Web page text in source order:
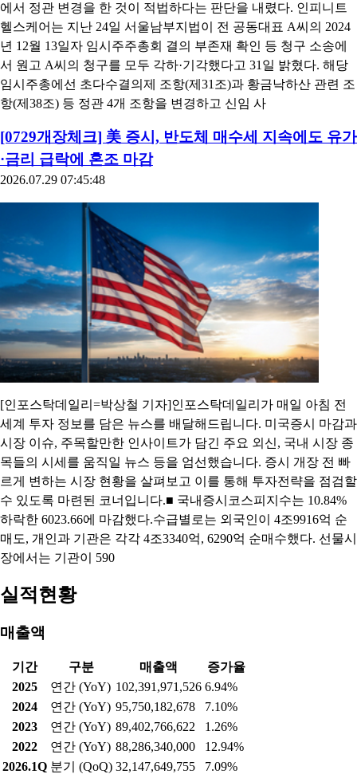
에서 정관 변경을 한 것이 적법하다는 판단을 내렸다. 인피니트
헬스케어는 지난 24일 서울남부지법이 전 공동대표 A씨의 2024
년 12월 13일자 임시주주총회 결의 부존재 확인 등 청구 소송에
서 원고 A씨의 청구를 모두 각하·기각했다고 31일 밝혔다. 해당
임시주총에선 초다수결의제 조항(제31조)과 황금낙하산 관련 조
항(제38조) 등 정관 4개 조항을 변경하고 신임 사
[0729개장체크] 美 증시, 반도체 매수세 지속에도 유가
·금리 급락에 혼조 마감
2026.07.29 07:45:48
[인포스탁데일리=박상철 기자]인포스탁데일리가 매일 아침 전
세계 투자 정보를 담은 뉴스를 배달해드립니다. 미국증시 마감과
시장 이슈, 주목할만한 인사이트가 담긴 주요 외신, 국내 시장 종
목들의 시세를 움직일 뉴스 등을 엄선했습니다. 증시 개장 전 빠
르게 변하는 시장 현황을 살펴보고 이를 통해 투자전략을 점검할
수 있도록 마련된 코너입니다.■ 국내증시코스피지수는 10.84%
하락한 6023.66에 마감했다.수급별로는 외국인이 4조9916억 순
매도, 개인과 기관은 각각 4조3340억, 6290억 순매수했다. 선물시
장에서는 기관이 590
실적현황
매출액
기간 구분 매출액
증가율
2025
연간 (YoY) 102,391,971,526 6.94%
2024
연간 (YoY) 95,750,182,678
7.10%
2023
연간 (YoY) 89,402,766,622
1.26%
2022
연간 (YoY) 88,286,340,000
12.94%
2026.1Q 분기 (QoQ) 32,147,649,755
7.09%